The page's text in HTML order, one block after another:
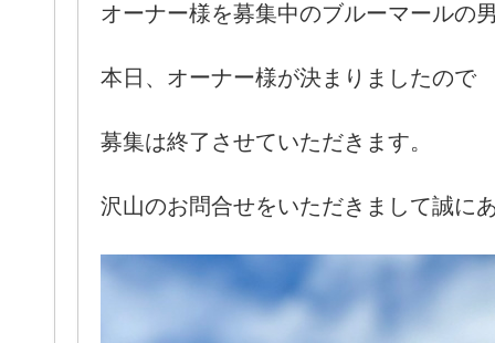
オーナー様を募集中のブルーマールの
本日、オーナー様が決まりましたので
募集は終了させていただきます。
沢山のお問合せをいただきまして誠に